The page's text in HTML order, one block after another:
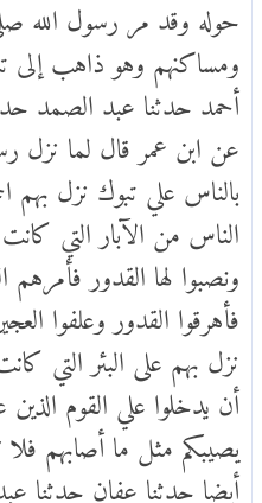
حوله وقد مر رسول الله
ومساكنهم وهو ذاهب إلى
أحمد حدثنا عبد الصمد
عن ابن عمر قال لما نزل
بالناس علي تبوك نزل بهم
الناس من الآبار التي
ونصبوا لها القدور فأمرهم
فأهرقوا القدور وعلفوا
نزل بهم على البئر التي
أن يدخلوا علي القوم
يصيبكم مثل ما أصابهم
أيضا حدثنا عفان حدثنا